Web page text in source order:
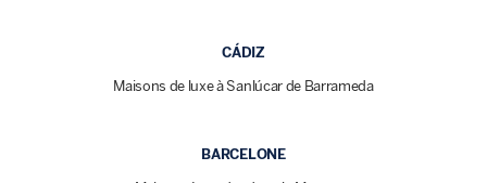
CÁDIZ
Maisons de luxe à Sanlúcar de Barrameda
BARCELONE